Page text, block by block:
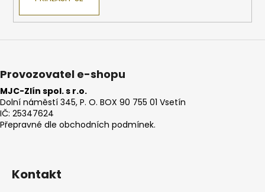
Provozovatel e-shopu
MJC-Zlín spol. s r.o.
Dolní náměstí 345, P. O. BOX 90 755 01 Vsetín
IČ: 25347624
Přepravné dle obchodních podmínek.
Kontakt